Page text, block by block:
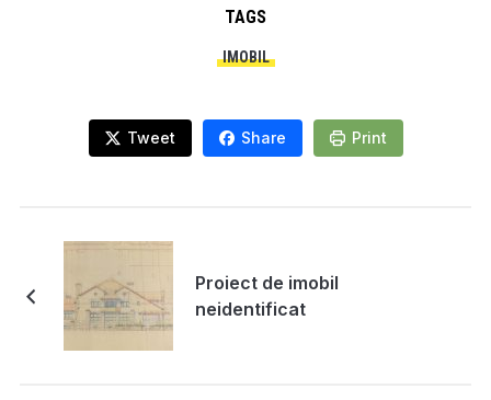
TAGS
IMOBIL
Tweet Share Print
Proiect de imobil
neidentificat